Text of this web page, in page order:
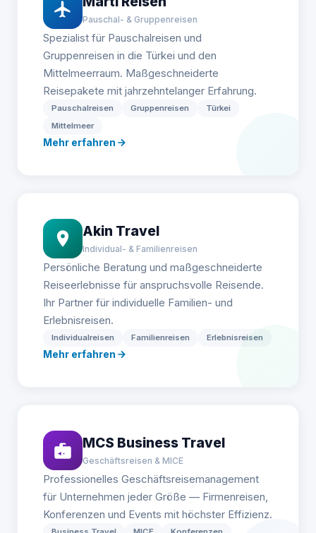
Pauschal- & Gruppenreisen
Spezialist für Pauschalreisen und
Gruppenreisen in die Türkei und den
Mittelmeerraum. Maßgeschneiderte
Reisepakete mit jahrzehntelanger Erfahrung.
Pauschalreisen Gruppenreisen
Türkei
Mittelmeer
Mehr erfahren
Akin Travel
Individual- & Familienreisen
Persönliche Beratung und maßgeschneiderte
Reiseerlebnisse für anspruchsvolle Reisende.
Ihr Partner für individuelle Familien- und
Erlebnisreisen.
Individualreisen Familienreisen Erlebnisreisen
Mehr erfahren
MCS Business Travel
Geschäftsreisen & MICE
Professionelles Geschäftsreisemanagement
für Unternehmen jeder Größe — Firmenreisen,
Konferenzen und Events mit höchster Effizienz.